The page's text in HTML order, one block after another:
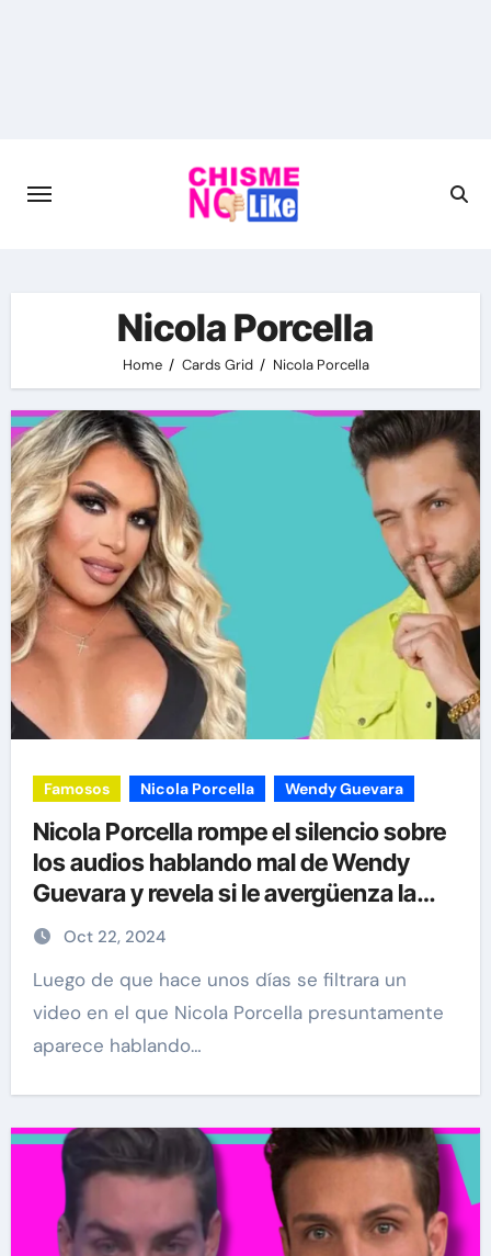
Nicola Porcella
Home Cards Grid Nicola Porcella
Famosos Nicola Porcella Wendy Guevara
Nicola Porcella rompe el silencio sobre
los audios hablando mal de Wendy
Guevara y revela si le avergüenza la
influencer
Oct 22, 2024
Luego de que hace unos días se filtrara un
video en el que Nicola Porcella presuntamente
aparece hablando…